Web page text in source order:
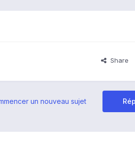
Share
un nouveau sujet